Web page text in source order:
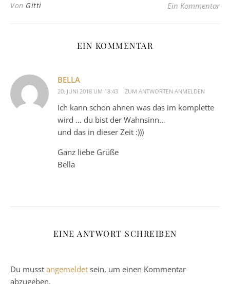
Von Gitti Ein Kommentar
EIN KOMMENTAR
BELLA
20. JUNI 2018 UM 18:43 ZUM ANTWORTEN ANMELDEN
Ich kann schon ahnen was das im komplette
wird … du bist der Wahnsinn…
und das in dieser Zeit :)))
Ganz liebe Grüße
Bella
EINE ANTWORT SCHREIBEN
Du musst angemeldet sein, um einen Kommentar
abzugeben.